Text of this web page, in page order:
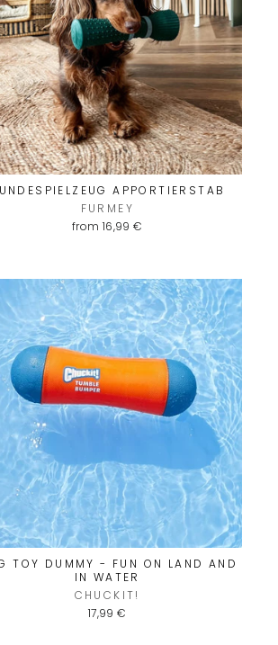
APPORTIERSTAB
FURMEY
from 16,99 €
TOY DUMMY - FUN ON LAND AND
IN WATER
CHUCKIT!
17,99 €